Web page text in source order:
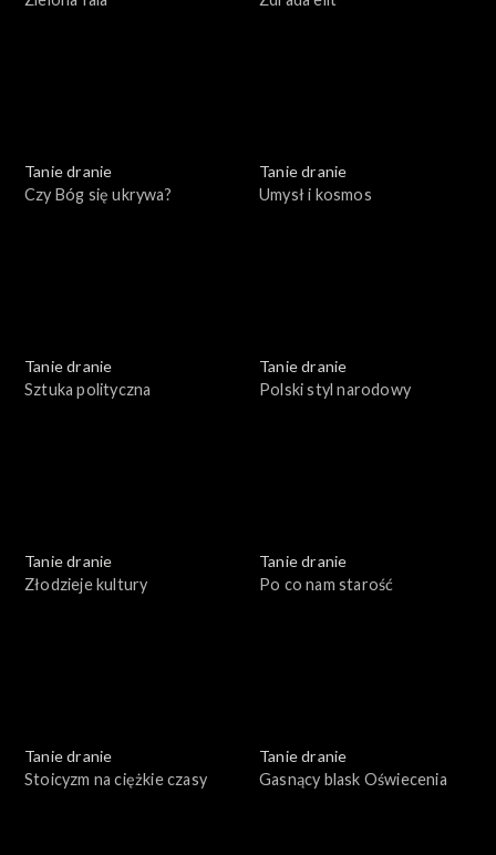
Tanie dranie
Czy Bóg się ukrywa?
Tanie dranie
Umysł i kosmos
Tanie dranie
Sztuka polityczna
Tanie dranie
Polski styl narodowy
Tanie dranie
Złodzieje kultury
Tanie dranie
Po co nam starość
Tanie dranie
Stoicyzm na ciężkie czasy
Tanie dranie
Gasnący blask Oświecenia